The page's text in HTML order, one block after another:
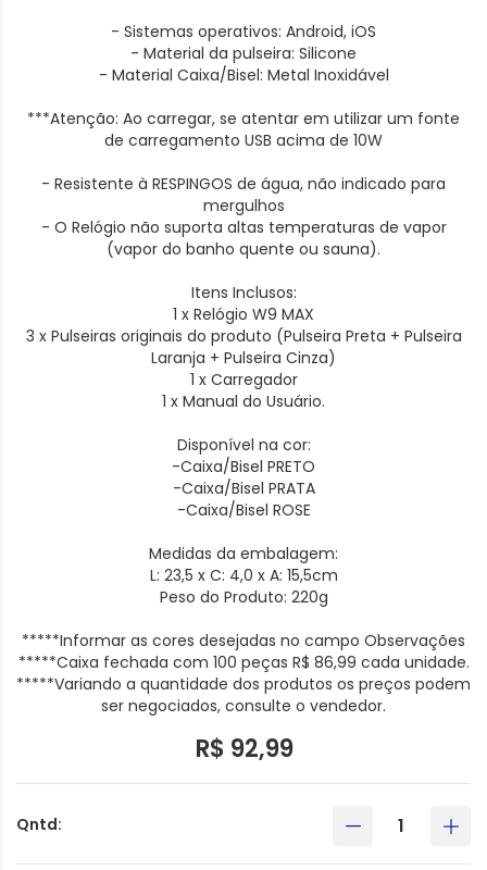
- Sistemas operativos: Android, iOS
- Material da pulseira: Silicone
- Material Caixa/Bisel: Metal Inoxidável
***Atenção: Ao carregar, se atentar em utilizar um fonte
de carregamento USB acima de 10W
- Resistente à RESPINGOS de água, não indicado para
mergulhos
- O Relógio não suporta altas temperaturas de vapor
(vapor do banho quente ou sauna).
Itens Inclusos:
1 x Relógio W9 MAX
3 x Pulseiras originais do produto (Pulseira Preta + Pulseira
Laranja + Pulseira Cinza)
1 x Carregador
1 x Manual do Usuário.
Disponível na cor:
-Caixa/Bisel PRETO
-Caixa/Bisel PRATA
-Caixa/Bisel ROSE
Medidas da embalagem:
L: 23,5 x C: 4,0 x A: 15,5cm
Peso do Produto: 220g
*****Informar as cores desejadas no campo Observações
*****Caixa fechada com 100 peças R$ 86,99 cada unidade.
*****Variando a quantidade dos produtos os preços podem
ser negociados, consulte o vendedor.
R$ 92,99
Qntd: